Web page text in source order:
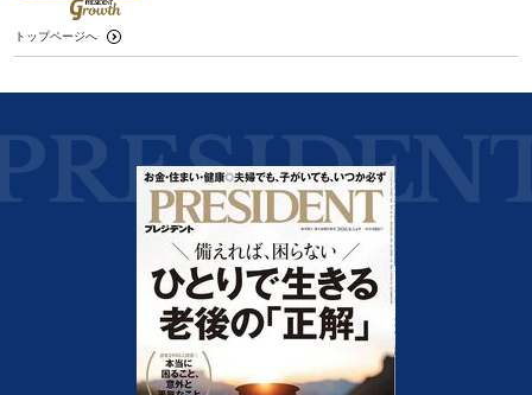
トップページへ